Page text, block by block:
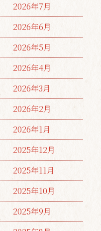
2026年7月
2026年6月
2026年5月
2026年4月
2026年3月
2026年2月
2026年1月
2025年12月
2025年11月
2025年10月
2025年9月